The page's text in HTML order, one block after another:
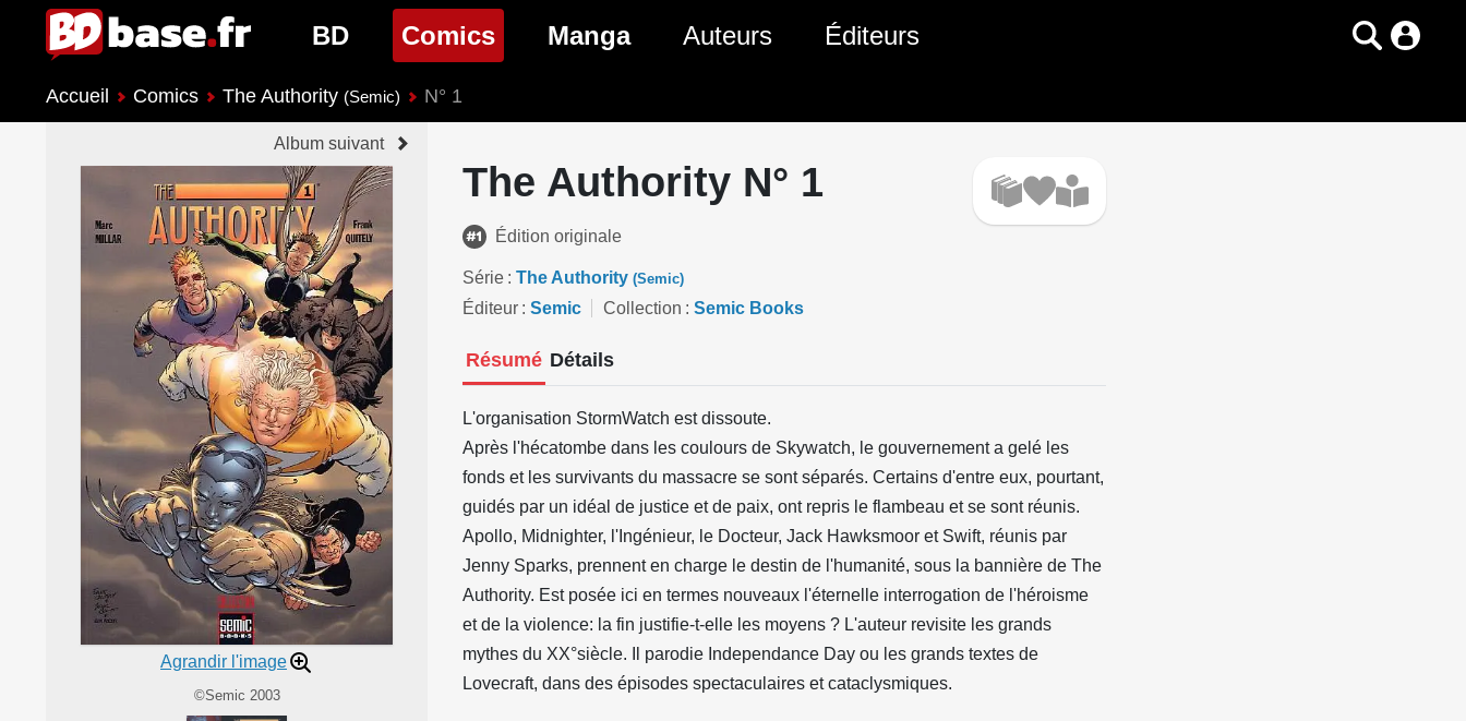
BD
Nouveautés BD
Prochaines sorties BD
Genres BD
Comics(page courante)
Nouveautés Comics
Manga Auteurs Éditeurs
Accueil Comics The Authority (Semic) N° 1
Album suivant
Agrandir l'image
©Semic 2003
The Authority N° 1
Édition originale
Série The Authority (Semic)
Éditeur Semic Collection Semic Books
Résumé Détails
L'organisation StormWatch est dissoute.
Après l'hécatombe dans les coulours de Skywatch, le gouvernement a gelé les
fonds et les survivants du massacre se sont séparés. Certains d'entre eux, pourtant,
guidés par un idéal de justice et de paix, ont repris le flambeau et se sont réunis.
Apollo, Midnighter, l'Ingénieur, le Docteur, Jack Hawksmoor et Swift, réunis par
Jenny Sparks, prennent en charge le destin de l'humanité, sous la bannière de The
Authority. Est posée ici en termes nouveaux l'éternelle interrogation de l'héroisme
et de la violence: la fin justifie-t-elle les moyens ? L'auteur revisite les grands
mythes du XX°siècle. Il parodie Independance Day ou les grands textes de
Lovecraft, dans des épisodes spectaculaires et cataclysmiques.